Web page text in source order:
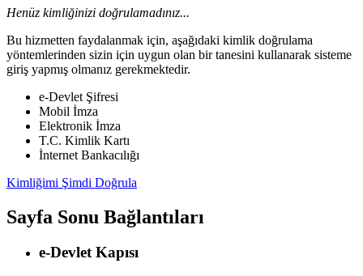
Henüz kimliğinizi doğrulamadınız...
Bu hizmetten faydalanmak için, aşağıdaki kimlik doğrulama
yöntemlerinden sizin için uygun olan bir tanesini kullanarak sisteme
giriş yapmış olmanız gerekmektedir.
e-Devlet Şifresi
Mobil İmza
Elektronik İmza
T.C. Kimlik Kartı
İnternet Bankacılığı
Kimliğimi Şimdi Doğrula
Sayfa Sonu Bağlantıları
e-Devlet Kapısı